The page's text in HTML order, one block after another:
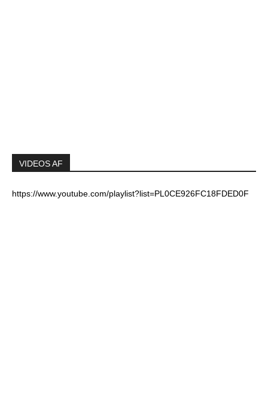
VIDEOS AF
https://www.youtube.com/playlist?list=PL0CE926FC18FDED0F